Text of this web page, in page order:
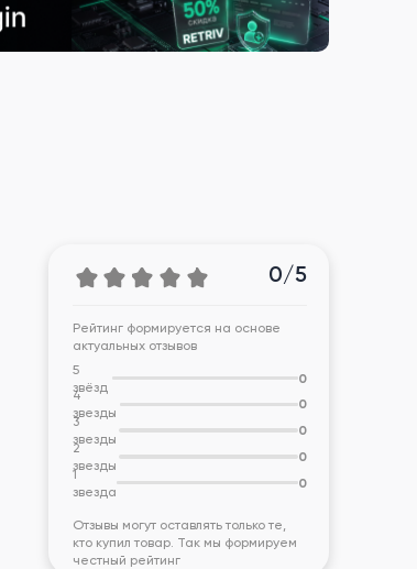
0/5
Рейтинг формируется на основе
актуальных отзывов
5
звёзд
0
4
звезды
0
3
звезды
0
2
звезды
0
1
звезда
0
Отзывы могут оставлять только те,
кто купил товар. Так мы формируем
честный рейтинг